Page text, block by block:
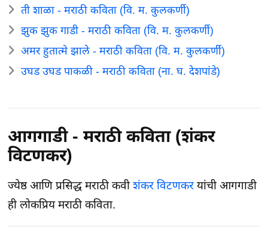
ती शाळा - मराठी कविता (वि. म. कुलकर्णी)
झुक झुक गाडी - मराठी कविता (वि. म. कुलकर्णी)
अमर हुतात्मे झाले - मराठी कविता (वि. म. कुलकर्णी)
उघड उघड पाकळी - मराठी कविता (ना. घ. देशपांडे)
आगगाडी - मराठी कविता (शंकर
विटणकर)
ज्येष्ठ आणि प्रसिद्ध मराठी कवीशंकर विटणकर यांची आगगाडी
ही लोकप्रिय मराठी कविता.